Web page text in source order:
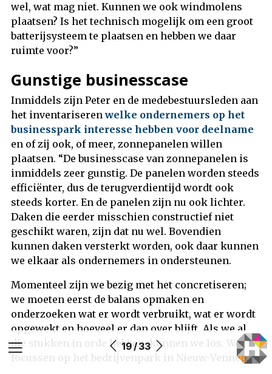
wel, wat mag niet. Kunnen we ook windmolens
plaatsen? Is het technisch mogelijk om een groot
batterijsysteem te plaatsen en hebben we daar
ruimte voor?”
Gunstige businesscase
Inmiddels zijn Peter en de medebestuursleden aan
het inventariserenwelke ondernemers op het
businesspark interesse hebben voor deelname
en of zij ook, of meer, zonnepanelen willen
plaatsen. “De businesscase van zonnepanelen is
inmiddels zeer gunstig. De panelen worden steeds
efficiënter, dus de terugverdientijd wordt ook
steeds korter. En de panelen zijn nu ook lichter.
Daken die eerder misschien constructief niet
geschikt waren, zijn dat nu wel. Bovendien
kunnen daken versterkt worden, ook daar kunnen
we elkaar als ondernemers in ondersteunen.
Momenteel zijn we bezig met het concretiseren;
we moeten eerst de balans opmaken en
onderzoeken wat er wordt verbruikt, wat er wordt
opgewekt en hoeveel er dan over blijft. Als we al
die stukken in orde hebben, kunnen we los. We
focussen op het bedrijvenpark in Nieuw-Vennep.
19 / 33